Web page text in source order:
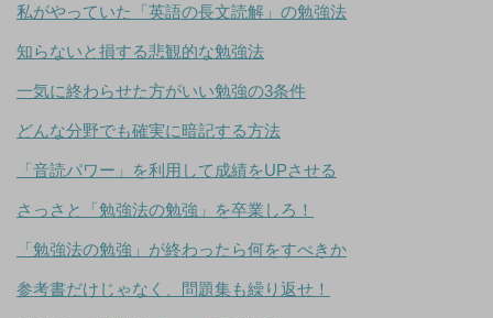
私がやっていた「英語の長文読解」の勉強法
知らないと損する悲観的な勉強法
一気に終わらせた方がいい勉強の3条件
どんな分野でも確実に暗記する方法
「音読パワー」を利用して成績をUPさせる
さっさと「勉強法の勉強」を卒業しろ！
「勉強法の勉強」が終わったら何をすべきか
参考書だけじゃなく、問題集も繰り返せ！